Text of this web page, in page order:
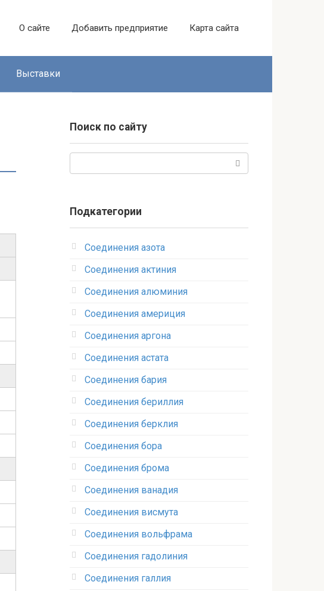
О сайте Добавить предприятие Карта сайта
Выставки
Поиск по сайту
Подкатегории
Соединения азота
Соединения актиния
Соединения алюминия‎
Соединения америция‎
Соединения аргона‎
Соединения астата‎
Соединения бария
Соединения бериллия‎
Соединения берклия
Соединения бора‎
Соединения брома‎
Соединения ванадия‎
Соединения висмута
Соединения вольфрама‎
Соединения гадолиния‎
Соединения галлия‎